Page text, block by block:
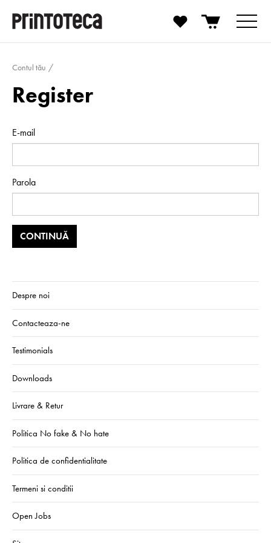
Contul tău
Register
E-mail
Parola
Despre noi
Contacteaza-ne
Testimonials
Downloads
Livrare & Retur
Politica No fake & No hate
Politica de confidentialitate
Termeni si conditii
Open Jobs